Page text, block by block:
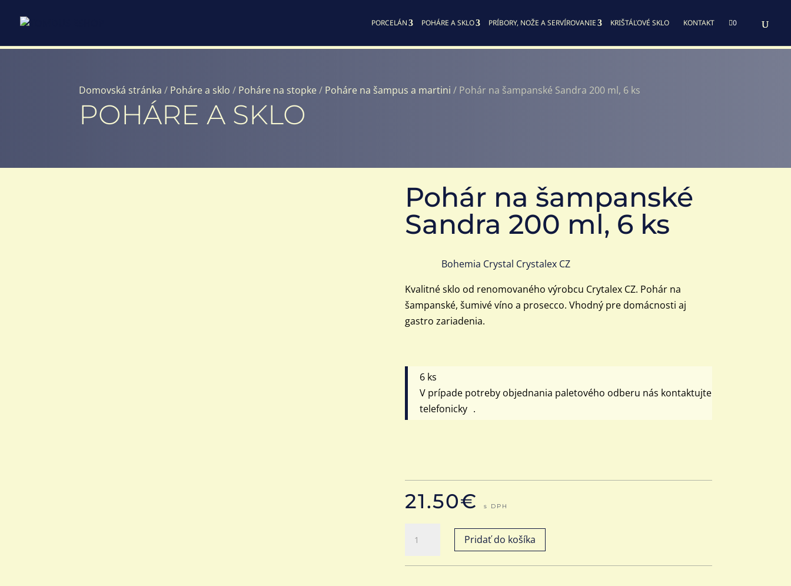
PORCELÁN POHÁRE A SKLO PRÍBORY, NOŽE A SERVÍROVANIE KRIŠTÁĽOVÉ SKLO KONTAKT 0
Domovská stránka / Poháre a sklo / Poháre na stopke / Poháre na šampus a martini / Pohár na šampanské Sandra 200 ml, 6 ks
POHÁRE A SKLO
Pohár na šampanské
Sandra 200 ml, 6 ks
Bohemia Crystal Crystalex CZ
Kvalitné sklo od renomovaného výrobcu Crytalex CZ. Pohár na
šampanské, šumivé víno a prosecco. Vhodný pre domácnosti aj
gastro zariadenia.
6 ks
V prípade potreby objednania paletového odberu nás kontaktujte
telefonicky .
21.50€ s DPH
Pohár
na
Pridať do košíka